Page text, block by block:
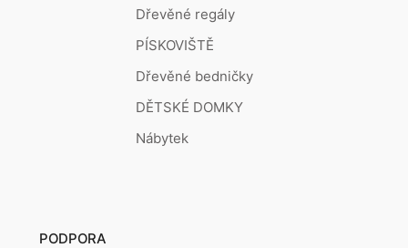
Dřevěné regály
PÍSKOVIŠTĚ
Dřevěné bedničky
DĚTSKÉ DOMKY
Nábytek
PODPORA